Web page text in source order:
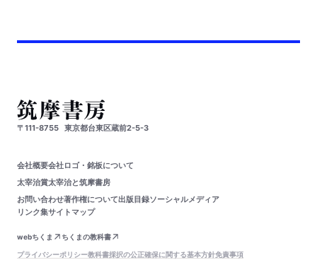
〒111-8755 東京都台東区蔵前2-5-3
会社概要会社ロゴ・銘板について
太宰治賞太宰治と筑摩書房
お問い合わせ著作権について出版目録ソーシャルメディア
リンク集サイトマップ
webちくま
ちくまの教科書
プライバシーポリシー教科書採択の公正確保に関する基本方針免責事項